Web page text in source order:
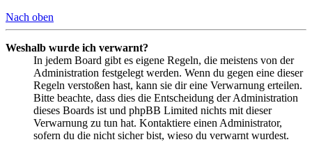
Nach oben
Weshalb wurde ich verwarnt?
In jedem Board gibt es eigene Regeln, die meistens von der
Administration festgelegt werden. Wenn du gegen eine dieser
Regeln verstoßen hast, kann sie dir eine Verwarnung erteilen.
Bitte beachte, dass dies die Entscheidung der Administration
dieses Boards ist und phpBB Limited nichts mit dieser
Verwarnung zu tun hat. Kontaktiere einen Administrator,
sofern du die nicht sicher bist, wieso du verwarnt wurdest.